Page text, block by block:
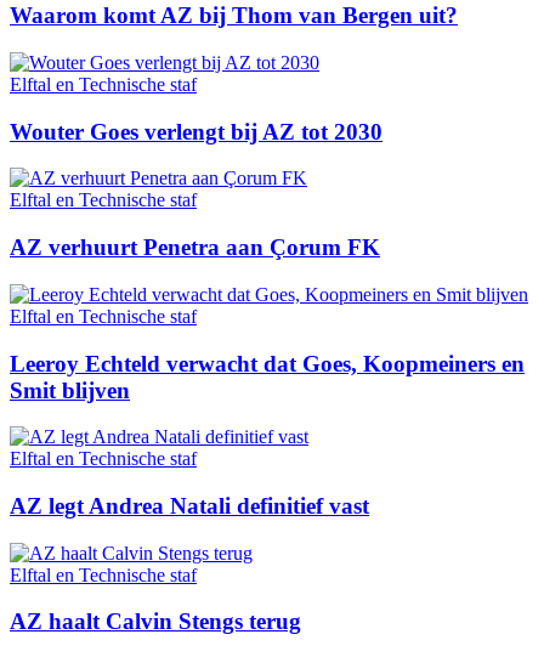
Waarom komt AZ bij Thom van Bergen uit?
Elftal en Technische staf
Wouter Goes verlengt bij AZ tot 2030
Elftal en Technische staf
AZ verhuurt Penetra aan Çorum FK
Elftal en Technische staf
Leeroy Echteld verwacht dat Goes, Koopmeiners en
Smit blijven
Elftal en Technische staf
AZ legt Andrea Natali definitief vast
Elftal en Technische staf
AZ haalt Calvin Stengs terug